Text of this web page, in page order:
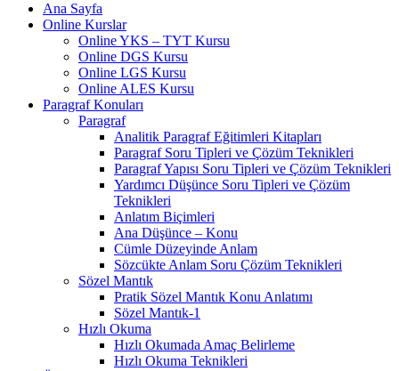
Ana Sayfa
Online Kurslar
Online YKS – TYT Kursu
Online DGS Kursu
Online LGS Kursu
Online ALES Kursu
Paragraf Konuları
Paragraf
Analitik Paragraf Eğitimleri Kitapları
Paragraf Soru Tipleri ve Çözüm Teknikleri
Paragraf Yapısı Soru Tipleri ve Çözüm Teknikleri
Yardımcı Düşünce Soru Tipleri ve Çözüm
Teknikleri
Anlatım Biçimleri
Ana Düşünce – Konu
Cümle Düzeyinde Anlam
Sözcükte Anlam Soru Çözüm Teknikleri
Sözel Mantık
Pratik Sözel Mantık Konu Anlatımı
Sözel Mantık-1
Hızlı Okuma
Hızlı Okumada Amaç Belirleme
Hızlı Okuma Teknikleri